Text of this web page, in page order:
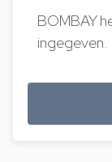
BOMBAY
ingegeven.